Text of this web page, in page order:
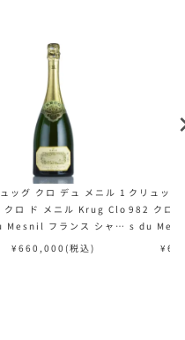
ッグ クロ デュ メニル 1
ロ ド メニル Krug Clo
Mesnil フランス シャン
パン シャンパーニュ
¥ 660,000 (税込)
クリュッグ
982 クロ
s du
パン
¥